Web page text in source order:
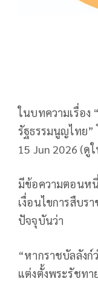
ในบทความเรื่อง
รัฐธรรมนูญไทย”
15 Jun 2026 (ดู
มีข้อความตอนหนึ่
เงื่อนไขการสืบร
ปัจจุบันว่า
“หากราชบัลลังก์
แต่งตั้งพระรัชทา